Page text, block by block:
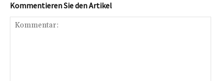
Kommentieren Sie den Artikel